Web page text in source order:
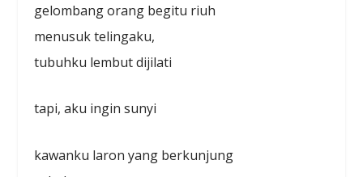
gelombang orang begitu riuh
menusuk telingaku,
tubuhku lembut dijilati
tapi, aku ingin sunyi
kawanku laron yang berkunjung